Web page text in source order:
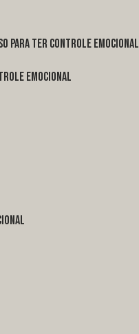
para ter controle emocional
emocional